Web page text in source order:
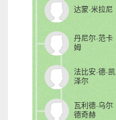
达蒙·米拉尼
丹尼尔·范卡
姆
法比安·德·凯
泽尔
瓦利德·乌尔
德奇赫